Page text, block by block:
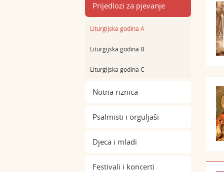
Prijedlozi za pjevanje
Liturgijska godina A
Liturgijska godina B
Liturgijska godina C
Notna riznica
Psalmisti i orguljaši
Djeca i mladi
Festivali i koncerti